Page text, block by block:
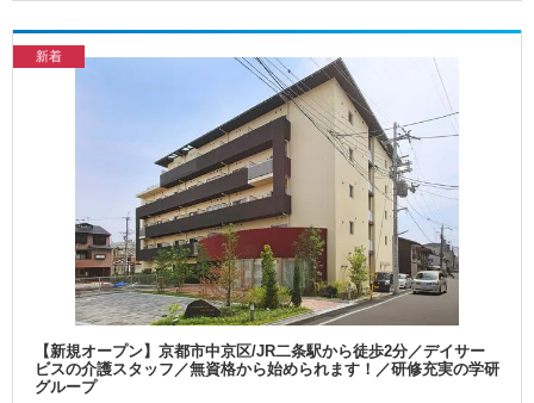
新着
【新規オープン】京都市中京区/JR二条駅から徒歩2分／デイサー
ビスの介護スタッフ／無資格から始められます！／研修充実の学研
グループ